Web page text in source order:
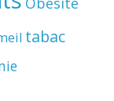
tabac